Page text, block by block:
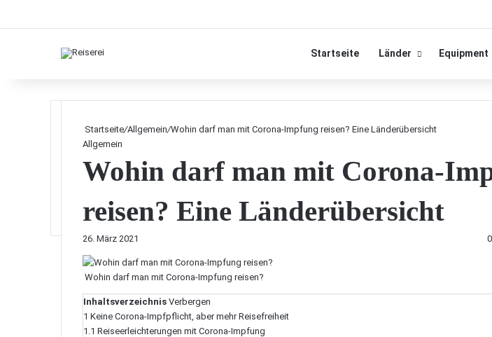
Startseite Länder Equipment
Startseite/Allgemein/Wohin darf man mit Corona-Impfung reisen? Eine Länderübersicht
Allgemein
Wohin darf man mit Corona-
reisen? Eine Länderübersicht
26. März 2021 0
Wohin darf man mit Corona-Impfung reisen?
Inhaltsverzeichnis Verbergen
1 Keine Corona-Impfpflicht, aber mehr Reisefreiheit
1.1 Reiseerleichterungen mit Corona-Impfung